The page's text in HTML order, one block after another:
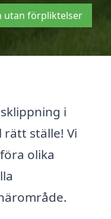
utan förpliktelser
i
ställe! Vi
olika